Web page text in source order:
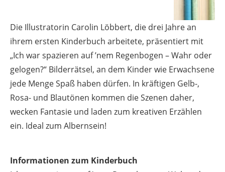
Die Illustratorin Carolin Löbbert, die drei Jahre an
ihrem ersten Kinderbuch arbeitete, präsentiert mit
„Ich war spazieren auf ’nem Regenbogen – Wahr oder
gelogen?“ Bilderrätsel, an dem Kinder wie Erwachsene
jede Menge Spaß haben dürfen. In kräftigen Gelb-,
Rosa- und Blautönen kommen die Szenen daher,
wecken Fantasie und laden zum kreativen Erzählen
ein. Ideal zum Albernsein!
Informationen zum Kinderbuch